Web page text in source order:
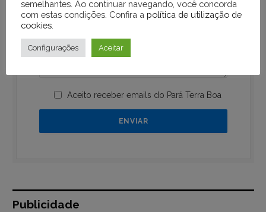
Aceito receber emails do Pará Terra Boa
Publicidade
semelhantes. Ao continuar navegando, você concorda
com estas condições. Confira a política de utilização de
cookies
Configurações Aceitar